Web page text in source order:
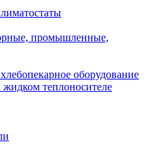
промышленные,
оборудование
теплоносителе